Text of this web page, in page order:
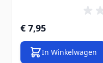
€ 7,95
In Winkelwagen